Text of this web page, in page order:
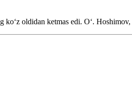
koʻz oldidan ketmas edi. Oʻ.